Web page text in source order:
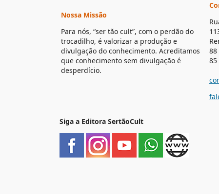
Nossa Missão
Para nós, “ser tão cult”, com o perdão do
trocadilho, é valorizar a produção e
divulgação do conhecimento. Acreditamos
que conhecimento sem divulgação é
desperdício.
88
85
Siga a Editora SertãoCult